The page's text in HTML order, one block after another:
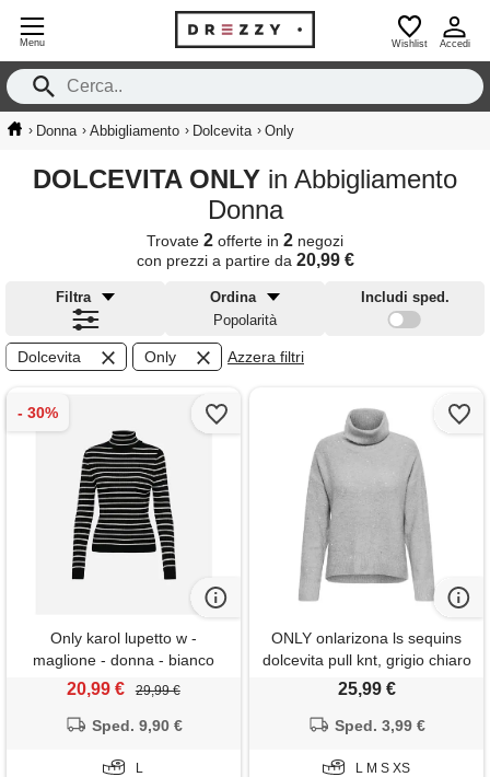
Menu Wishlist Accedi
› Donna › Abbigliamento › Dolcevita › Only
DOLCEVITA ONLY in Abbigliamento
Donna
Trovate 2 offerte in 2 negozi
con prezzi a partire da 20,99 €
Filtra
Ordina
Popolarità
Includi sped.
Dolcevita Only Azzera filtri
Only karol lupetto w -
maglione - donna - bianco
20,99 € 29,99 €
Sped. 9,90 €
L
ONLY onlarizona ls sequins
dolcevita pull knt, grigio chiaro
mix, xs, mix grigio chiaro. , xs
25,99 €
Sped. 3,99 €
L M S XS